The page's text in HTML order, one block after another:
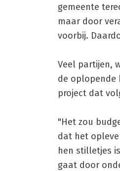
gemeente
maar door
voorbij.
Veel partijen,
de oplopende
project dat
"Het zou
dat het
hen stilletjes
gaat door